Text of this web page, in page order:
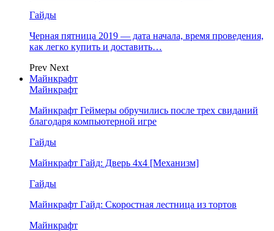
Гайды
Черная пятница 2019 — дата начала, время проведения,
как легко купить и доставить…
Prev Next
Майнкрафт
Майнкрафт
Майнкрафт Геймеры обручились после трех свиданий
благодаря компьютерной игре
Гайды
Майнкрафт Гайд: Дверь 4х4 [Механизм]
Гайды
Майнкрафт Гайд: Скоростная лестница из тортов
Майнкрафт